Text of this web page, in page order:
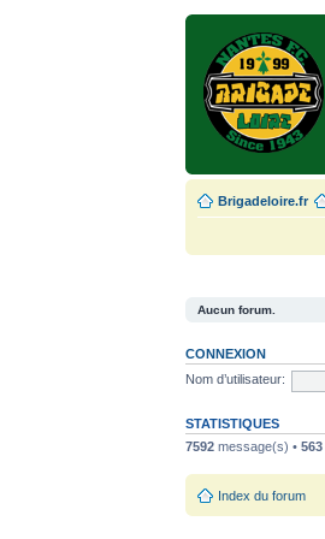
Brigadeloire.fr
Aucun forum.
CONNEXION
Nom d’utilisateur:
STATISTIQUES
7592 message(s) •563
Index du forum